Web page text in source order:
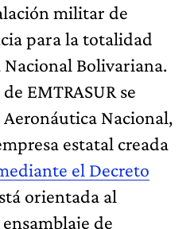
militar de
para la totalidad
Bolivariana.
EMTRASUR se
Nacional,
estatal creada
el Decreto
orientada al
de